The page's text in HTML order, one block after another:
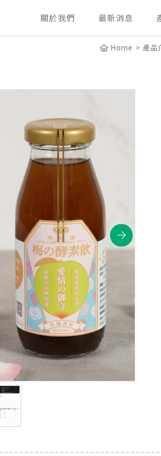
關於我們 最新消息
Home 產品